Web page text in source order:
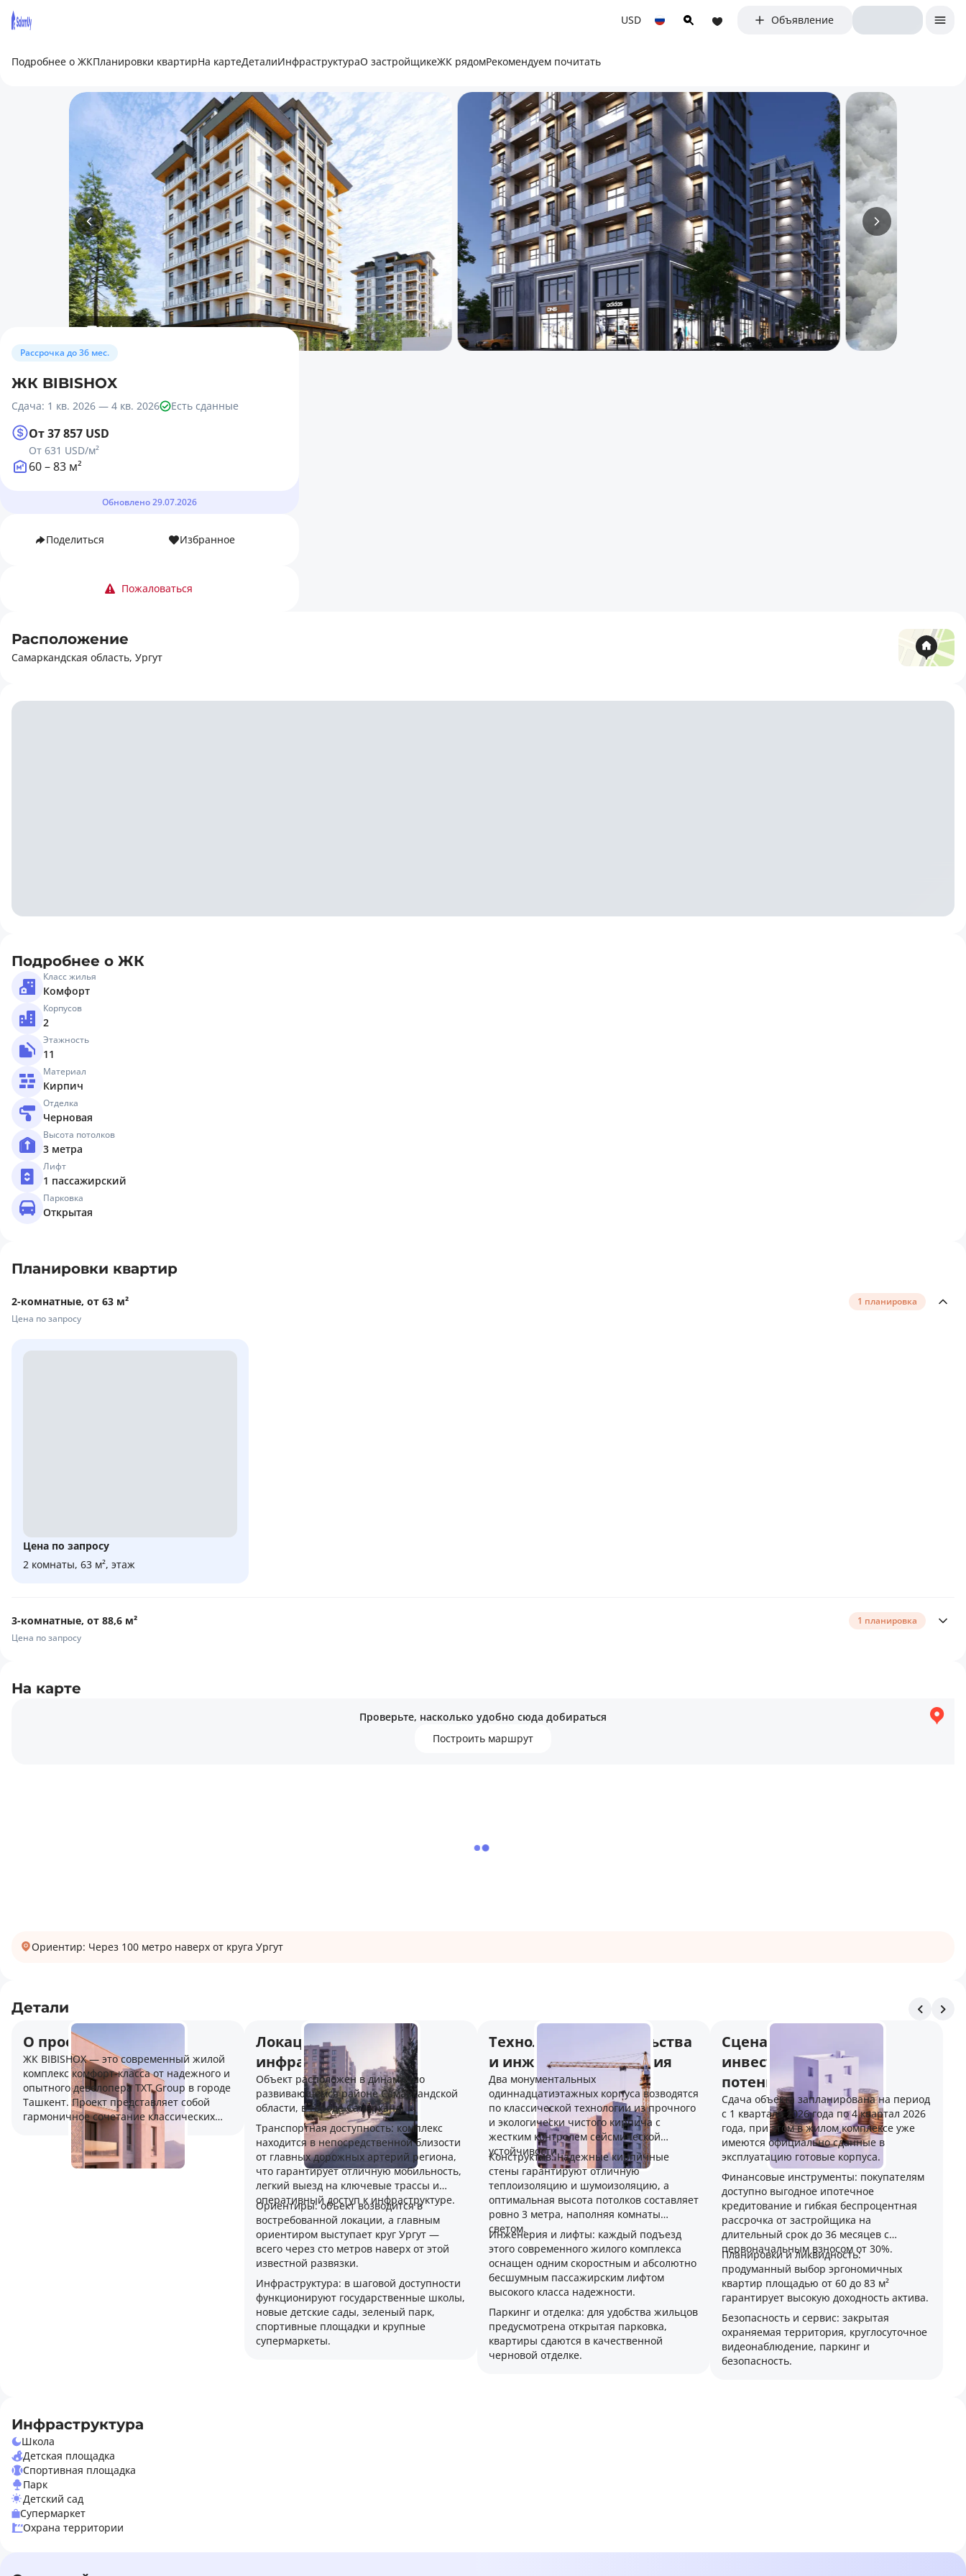
USD Объявление
Подробнее о ЖКПланировки квартирНа картеДеталиИнфраструктураО застройщикеЖК рядомРекомендуем почитать
3 фото
Рассрочка до 36 мес.
ЖК BIBISHOX
Сдача: 1 кв. 2026 — 4 кв. 2026 Есть сданные
От 37 857 USD
От 631 USD/м²
60 – 83 м²
Обновлено 29.07.2026
Поделиться Избранное
Пожаловаться
Расположение
Самаркандская область, Ургут
Подробнее о ЖК
Класс жилья
Комфорт
Корпусов
2
Этажность
11
Материал
Кирпич
Отделка
Черновая
Высота потолков
3 метра
Лифт
1 пассажирский
Парковка
Открытая
Планировки квартир
2-комнатные, от 63 м²
Цена по запросу
1 планировка
Цена по запросу
2 комнаты, 63 м², этаж
3-комнатные, от 88,6 м²
Цена по запросу
1 планировка
На карте
Проверьте, насколько удобно сюда добираться
Построить маршрут
Ориентир: Через 100 метро наверх от круга Ургут
Детали
О проекте
ЖК BIBISHOX — это современный жилой
комплекс комфорт-класса от надежного и
опытного девелопера TXT Group в городе
Ташкент. Проект представляет собой
гармоничное сочетание классических
традиций домостроения, высокого
качества материалов и европейских
стандартов благоустройства, предлагая
Локация и внешняя
инфраструктура
Объект расположен в динамично
развивающемся районе Самаркандской
области, в городе Самарканд.
Транспортная доступность: комплекс
находится в непосредственной близости
от главных дорожных артерий региона,
что гарантирует отличную мобильность,
легкий выезд на ключевые трассы и
оперативный доступ к инфраструктуре.
Ориентиры: объект возводится в
востребованной локации, а главным
ориентиром выступает круг Ургут —
всего через сто метров наверх от этой
известной развязки.
Инфраструктура: в шаговой доступности
функционируют государственные школы,
новые детские сады, зеленый парк,
спортивные площадки и крупные
супермаркеты.
Технологии строительства
и инженерные решения
Два монументальных
одиннадцатиэтажных корпуса возводятся
по классической технологии из прочного
и экологически чистого кирпича с
жестким контролем сейсмической
устойчивости.
Конструктив: надежные кирпичные
стены гарантируют отличную
теплоизоляцию и шумоизоляцию, а
оптимальная высота потолков составляет
ровно 3 метра, наполняя комнаты
светом.
Инженерия и лифты: каждый подъезд
этого современного жилого комплекса
оснащен одним скоростным и абсолютно
бесшумным пассажирским лифтом
высокого класса надежности.
Паркинг и отделка: для удобства жильцов
предусмотрена открытая парковка,
квартиры сдаются в качественной
черновой отделке.
Сценарии покупки и
инвестиционный
потенциал
Сдача объекта запланирована на период
с 1 квартала 2026 года по 4 квартал 2026
года, при этом в жилом комплексе уже
имеются официально сданные в
эксплуатацию готовые корпуса.
Финансовые инструменты: покупателям
доступно выгодное ипотечное
кредитование и гибкая беспроцентная
рассрочка от застройщика на
длительный срок до 36 месяцев с
первоначальным взносом от 30%.
Планировки и ликвидность:
продуманный выбор эргономичных
квартир площадью от 60 до 83 м²
гарантирует высокую доходность актива.
Безопасность и сервис: закрытая
охраняемая территория, круглосуточное
видеонаблюдение, паркинг и
безопасность.
Инфраструктура
Школа
Детская площадка
Спортивная площадка
Парк
Детский сад
Супермаркет
Охрана территории